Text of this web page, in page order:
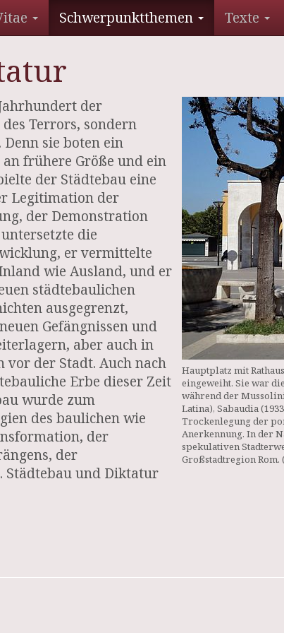
Schwerpunktthemen Texte
Hauptplatz mit
eingeweiht. Sie war
während der
Latina), Sabaudia
Trockenlegung der
Anerkennung. In der
spekulativen
Großstadtregion Rom.
der
Terrors, sondern
sie boten ein
frühere Größe und ein
der Städtebau eine
Legitimation der
der Demonstration
die
er vermittelte
wie Ausland, und er
städtebaulichen
ausgegrenzt,
Gefängnissen und
aber auch in
der Stadt. Auch nach
Erbe dieser Zeit
wurde zum
des baulichen wie
der
der
und Diktatur